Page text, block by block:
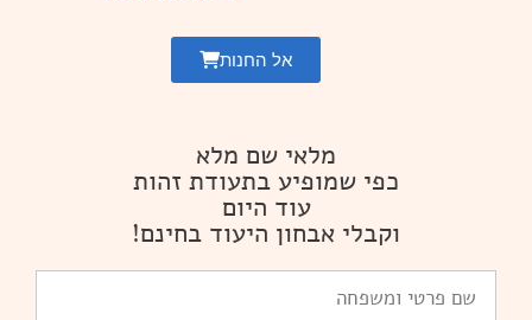
אל החנות
מלאי שם מלא
כפי שמופיע בתעודת זהות
עוד היום
וקבלי אבחון היעוד בחינם!
פרטי